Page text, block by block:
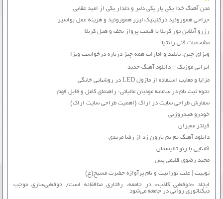
متن آهنگ خدا یکی یار یکی دلبر و دلدار یکی از امید عقابی
جراحی هموروئید درکلینیک لیزر هموروئید و هزینه عمل بواسیر
رزرو آنلاین تور کربلا با قیمت پرواز نجف و هتل کربلا
مشخصات فنی زانتیا
ویزای چین، تایلند و امارات همه چیز درباره درخواست ویزا
ایرانی موزیک – دانلود آهنگ جدید
مزایا و معایب استفاده از ماژول LED در روشنایی خانگی
نحوه ثبت نام در سامانه مودیان مالیاتی: راهنمای کامل و قابل فهم
سفارش طراحی سایت در اراک (اهمیت طراحی سایت اراک)
خودرو هیدروژنی
فیلتر ممبران
دانلود آهنگ نم نم بارون زد از رضا مریدی
آشنایی با رنو تالیسمان
مجید رضوی قلبمی پس
توییت | علت نورانیت و نام پرآوازه حضرت مسیح(ع)
ایجاد «دوقطبی کاذب» در جامعه، رفتاری منافقانه است/ دوقطبی‌سازی موجب
دیکتاتوری روانی در جامعه می‌شود